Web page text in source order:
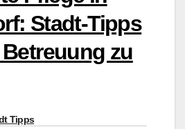
Stadt-Tipps
zu
Tipps